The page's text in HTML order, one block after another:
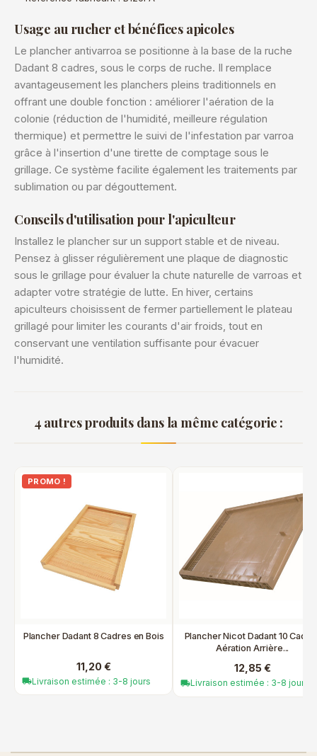
Usage au rucher et bénéfices apicoles
Le plancher antivarroa se positionne à la base de la ruche
Dadant 8 cadres, sous le corps de ruche. Il remplace
avantageusement les planchers pleins traditionnels en
offrant une double fonction : améliorer l'aération de la
colonie (réduction de l'humidité, meilleure régulation
thermique) et permettre le suivi de l'infestation par varroa
grâce à l'insertion d'une tirette de comptage sous le
grillage. Ce système facilite également les traitements par
sublimation ou par dégouttement.
Conseils d'utilisation pour l'apiculteur
Installez le plancher sur un support stable et de niveau.
Pensez à glisser régulièrement une plaque de diagnostic
sous le grillage pour évaluer la chute naturelle de varroas et
adapter votre stratégie de lutte. En hiver, certains
apiculteurs choisissent de fermer partiellement le plateau
grillagé pour limiter les courants d'air froids, tout en
conservant une ventilation suffisante pour évacuer
l'humidité.
4 autres produits dans la même catégorie :
PROMO !
Plancher Dadant 8 Cadres en Bois
11,20 €
local_shippingLivraison estimée : 3-8 jours
Plancher Nicot Dadant 10
Aération Arrière...
12,85 €
local_shippingLivraison estimée : 3-8 jours